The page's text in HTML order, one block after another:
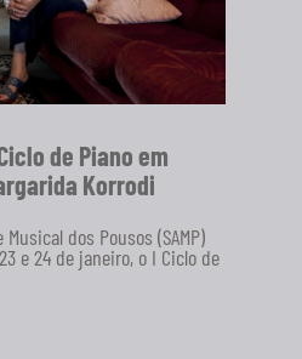
de Piano em
Korrodi
dos Pousos (SAMP)
e 24 de janeiro, o I Ciclo de